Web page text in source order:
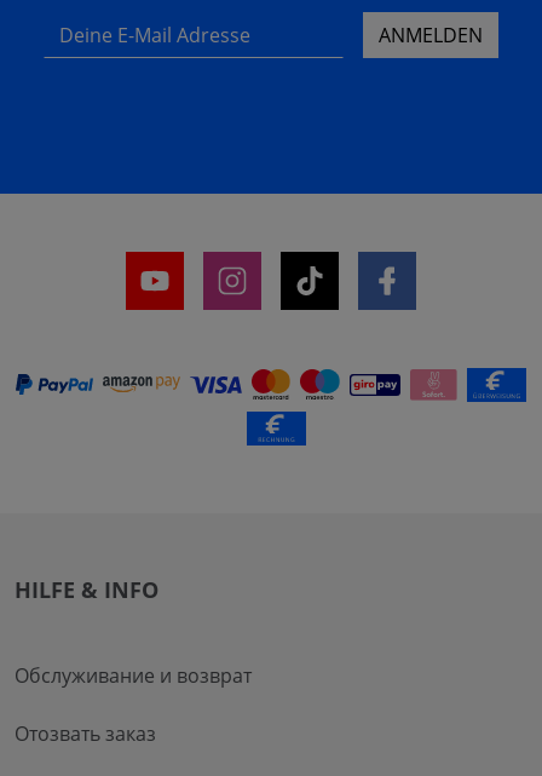
Deine E-Mail Adresse ANMELDEN
HILFE & INFO
Обслуживание и возврат
Отозвать заказ